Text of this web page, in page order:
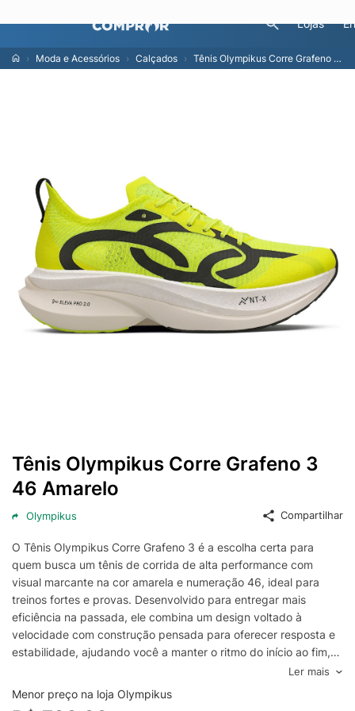
Lojas
Moda e Acessórios Calçados Tênis Olympikus Corre Grafeno 3 46 Amarelo
Tênis Olympikus Corre Grafeno 3
46 Amarelo
Olympikus Compartilhar
O Tênis Olympikus Corre Grafeno 3 é a escolha certa para
quem busca um tênis de corrida de alta performance com
visual marcante na cor amarela e numeração 46, ideal para
treinos fortes e provas. Desenvolvido para entregar mais
eficiência na passada, ele combina um design voltado à
velocidade com construção pensada para oferecer resposta e
estabilidade, ajudando você a manter o ritmo do início ao fim,
A proposta do Olympikus Corre Grafeno 3 gira em torno de
impulsão e retorno de energia, com foco em transições rápidas
Ler mais
Menor preço na loja Olympikus